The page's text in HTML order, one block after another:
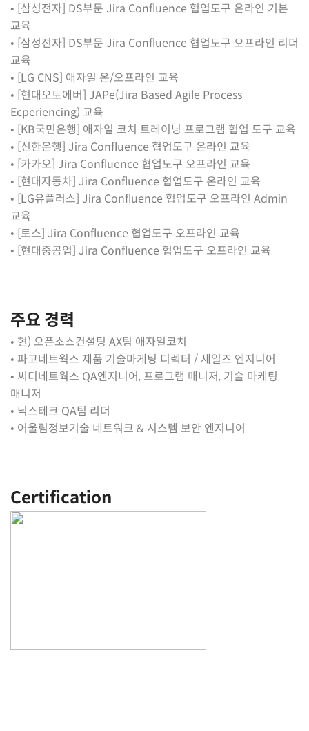
• [삼성전자] DS부문 Jira Confluence 협업도구 온라인 기본
교육
• [삼성전자] DS부문 Jira Confluence 협업도구 오프라인 리더
교육
• [LG CNS] 애자일 온/오프라인 교육
• [현대오토에버] JAPe(Jira Based Agile Process
Ecperiencing) 교육
• [KB국민은행] 애자일 코치 트레이닝 프로그램 협업 도구 교육
• [신한은행] Jira Confluence 협업도구 온라인 교육
• [카카오] Jira Confluence 협업도구 오프라인 교육
• [현대자동차] Jira Confluence 협업도구 온라인 교육
• [LG유플러스] Jira Confluence 협업도구 오프라인 Admin
교육
• [토스] Jira Confluence 협업도구 오프라인 교육
• [현대중공업] Jira Confluence 협업도구 오프라인 교육
주요 경력
• 현) 오픈소스컨설팅 AX팀 애자일코치
• 파고네트웍스 제품 기술마케팅 디렉터 / 세일즈 엔지니어
• 씨디네트웍스 QA엔지니어, 프로그램 매니저, 기술 마케팅
매니저
• 닉스테크 QA팀 리더
• 어울림정보기술 네트워크 & 시스템 보안 엔지니어
Certification